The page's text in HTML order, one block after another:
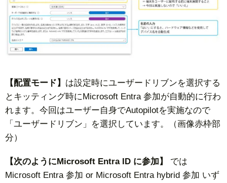
【配置モード】 は設定時にユーザードリブンを選択する
とキッティング時にMicrosoft Entra 参加が自動的に行わ
れます。今回はユーザー自身でAutopilotを実施なので
「ユーザードリブン」を選択しています。（画像赤枠部
分）
【次のようにMicrosoft Entra ID に参加】
では
Microsoft Entra 参加 or Microsoft Entra hybrid 参加 いず